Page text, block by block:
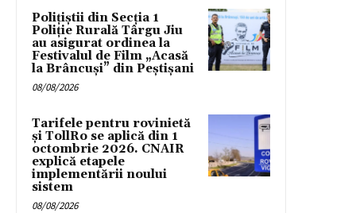
Polițiștii din Secția 1
Poliție Rurală Târgu Jiu
au asigurat ordinea la
Festivalul de Film „Acasă
la Brâncuși” din Peștișani
08/08/2026
Tarifele pentru rovinietă
și TollRo se aplică din 1
octombrie 2026. CNAIR
explică etapele
implementării noului
sistem
08/08/2026